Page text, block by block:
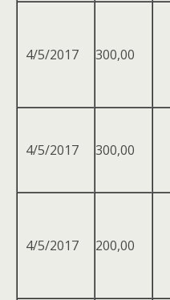
4/5/2017 300,00
4/5/2017 300,00
4/5/2017 200,00